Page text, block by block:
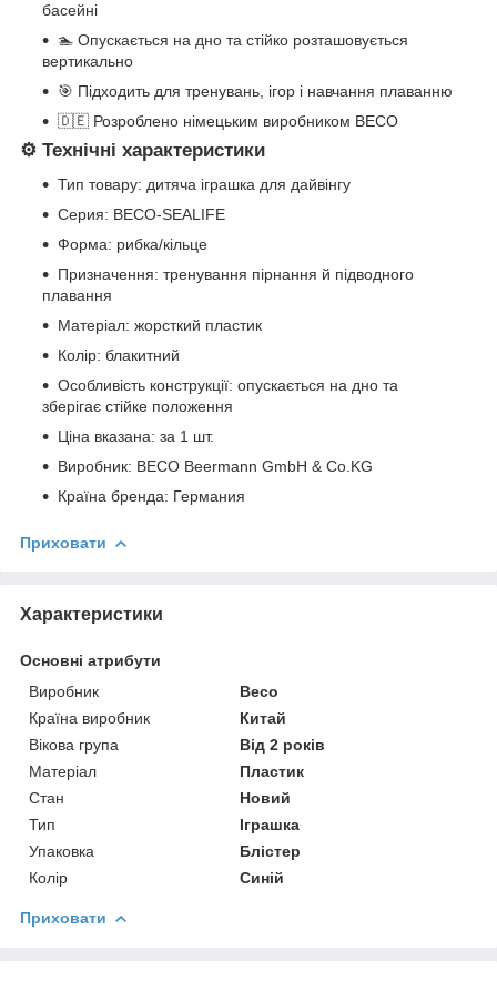
басейні
🏊 Опускається на дно та стійко розташовується
вертикально
🎯 Підходить для тренувань, ігор і навчання плаванню
🇩🇪 Розроблено німецьким виробником BECO
⚙ Технічні характеристики
Тип товару: дитяча іграшка для дайвінгу
Серия: BECO-SEALIFE
Форма: рибка/кільце
Призначення: тренування пірнання й підводного
плавання
Матеріал: жорсткий пластик
Колір: блакитний
Особливість конструкції: опускається на дно та
зберігає стійке положення
Ціна вказана: за 1 шт.
Виробник: BECO Beermann GmbH & Co.KG
Країна бренда: Германия
Приховати
Характеристики
Основні атрибути
Виробник
Beco
Країна виробник
Китай
Вікова група
Від 2 років
Матеріал
Пластик
Стан
Новий
Тип
Іграшка
Упаковка
Блістер
Колір
Синій
Приховати